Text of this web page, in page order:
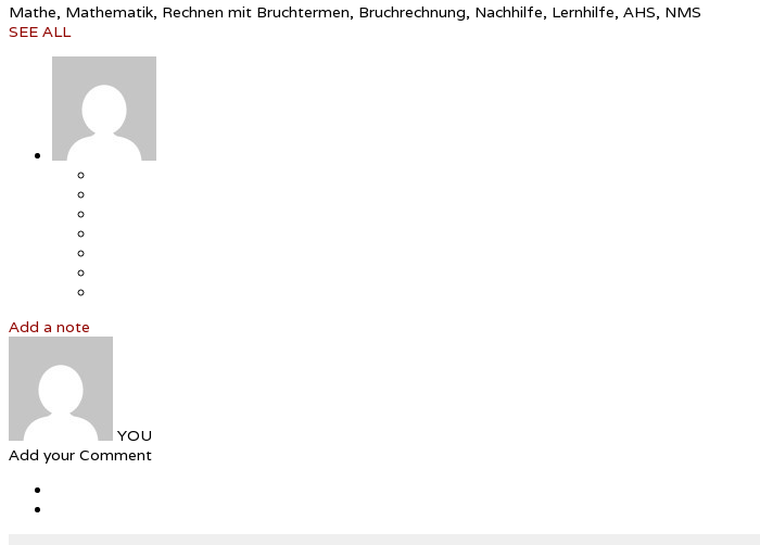
Mathe, Mathematik, Rechnen mit Bruchtermen, Bruchrechnung, Nachhilfe, Lernhilfe, AHS, NMS
SEE ALL
Add a note
YOU
Add your Comment